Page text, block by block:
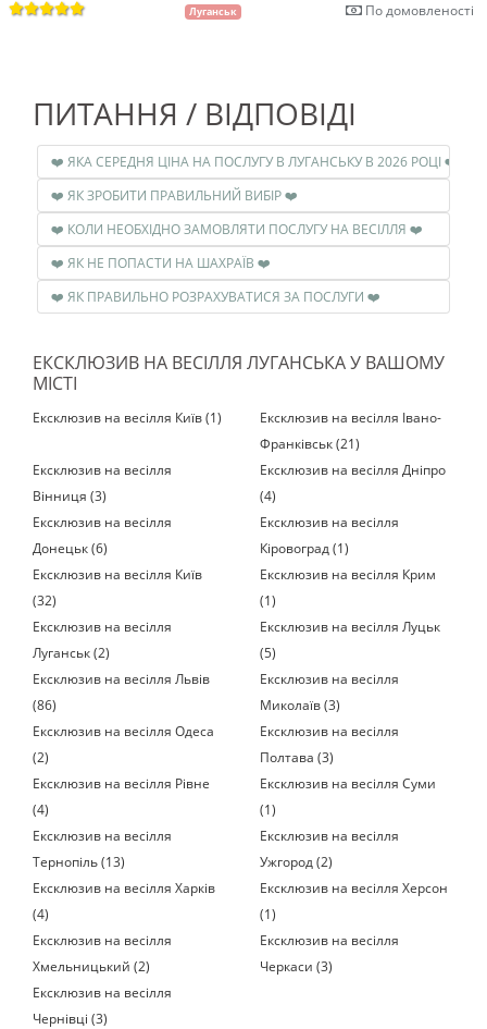
Луганськ По домовленості
ПИТАННЯ / ВІДПОВІДІ
❤️ ЯКА СЕРЕДНЯ ЦІНА НА ПОСЛУГУ В ЛУГАНСЬКУ В 2026 РОЦІ ❤️
❤️ ЯК ЗРОБИТИ ПРАВИЛЬНИЙ ВИБІР ❤️
❤️ КОЛИ НЕОБХІДНО ЗАМОВЛЯТИ ПОСЛУГУ НА ВЕСІЛЛЯ ❤️
❤️ ЯК НЕ ПОПАСТИ НА ШАХРАЇВ ❤️
❤️ ЯК ПРАВИЛЬНО РОЗРАХУВАТИСЯ ЗА ПОСЛУГИ ❤️
ЕКСКЛЮЗИВ НА ВЕСІЛЛЯ ЛУГАНСЬКА У ВАШОМУ
МІСТІ
Ексклюзив на весілля Київ (1)
Ексклюзив на весілля Івано-
Франківськ (21)
Ексклюзив на весілля
Вінниця (3)
Ексклюзив на весілля Дніпро
(4)
Ексклюзив на весілля
Донецьк (6)
Ексклюзив на весілля
Кіровоград (1)
Ексклюзив на весілля Київ
(32)
Ексклюзив на весілля Крим
(1)
Ексклюзив на весілля
Луганськ (2)
Ексклюзив на весілля Луцьк
(5)
Ексклюзив на весілля Львів
(86)
Ексклюзив на весілля
Миколаїв (3)
Ексклюзив на весілля Одеса
(2)
Ексклюзив на весілля
Полтава (3)
Ексклюзив на весілля Рівне
(4)
Ексклюзив на весілля Суми
(1)
Ексклюзив на весілля
Тернопіль (13)
Ексклюзив на весілля
Ужгород (2)
Ексклюзив на весілля Харків
(4)
Ексклюзив на весілля Херсон
(1)
Ексклюзив на весілля
Хмельницький (2)
Ексклюзив на весілля
Черкаси (3)
Ексклюзив на весілля
Чернівці (3)